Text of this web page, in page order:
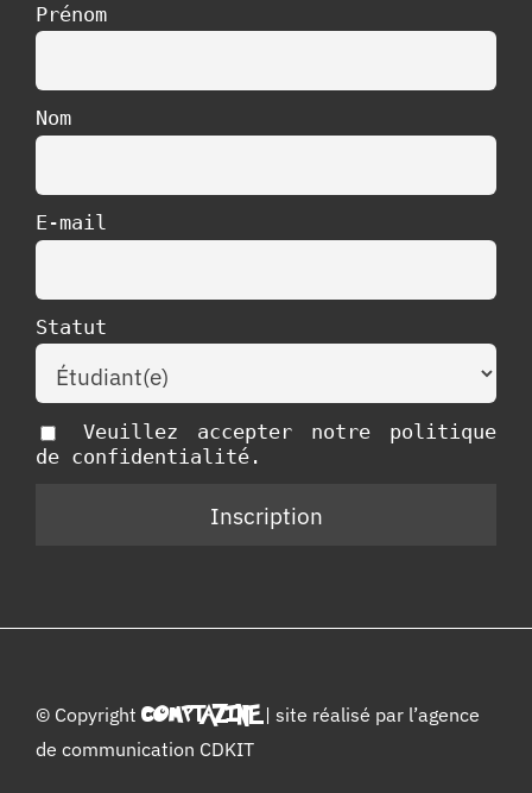
Prénom
Nom
E-mail
Statut
Veuillez accepter notre politique
de confidentialité.
© Copyright COMPTAZINE| site réalisé par l’agence
de communication CDKIT